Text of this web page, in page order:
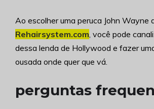
Ao escolher uma peruca John Wayne
Rehairsystem.com, você pode
dessa lenda de Hollywood e fazer
ousada onde quer que vá.
perguntas